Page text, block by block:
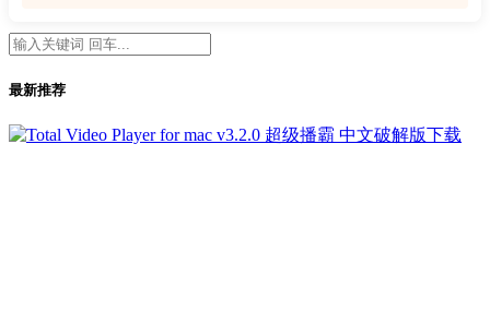
最新推荐